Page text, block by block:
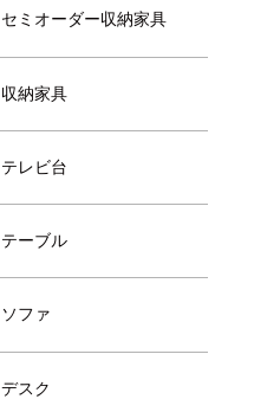
おすすめ商品
セミオーダー収納家具
収納家具
テレビ台
テーブル
ソファ
デスク